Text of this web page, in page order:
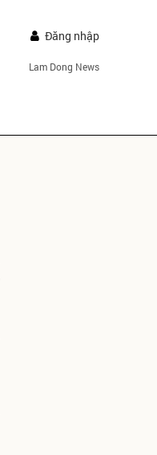
Đăng nhập
Lam Dong News